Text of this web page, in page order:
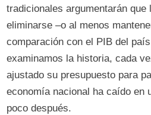
tradicionales argumentarán que
eliminarse –o al menos
comparación con el PIB del
examinamos la historia, cada
ajustado su presupuesto para
economía nacional ha caído en
poco después.